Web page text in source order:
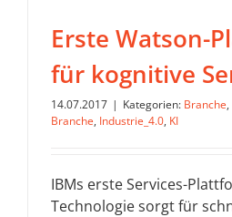
Erste Watson-
für kognitive
14.07.2017 | Kategorien: Branche,
Branche, Industrie_4.0, KI
IBMs erste Services-
Technologie sorgt für